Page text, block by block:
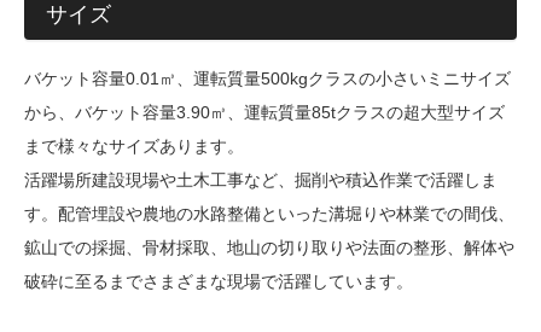
サイズ
バケット容量0.01㎥、運転質量500kgクラスの小さいミニサイズ
から、バケット容量3.90㎥、運転質量85tクラスの超大型サイズ
まで様々なサイズあります。
活躍場所建設現場や土木工事など、掘削や積込作業で活躍しま
す。配管埋設や農地の水路整備といった溝堀りや林業での間伐、
鉱山での採掘、骨材採取、地山の切り取りや法面の整形、解体や
破砕に至るまでさまざまな現場で活躍しています。